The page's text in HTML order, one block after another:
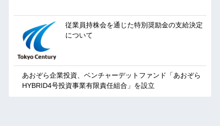
従業員持株会を通じた特別奨励金の支給決定
について
あおぞら企業投資、ベンチャーデットファンド「あおぞら
HYBRID4号投資事業有限責任組合」を設立